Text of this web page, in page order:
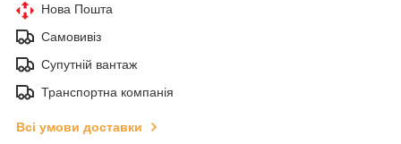
Нова Пошта
Самовивіз
Супутній вантаж
Транспортна компанія
Всі умови доставки